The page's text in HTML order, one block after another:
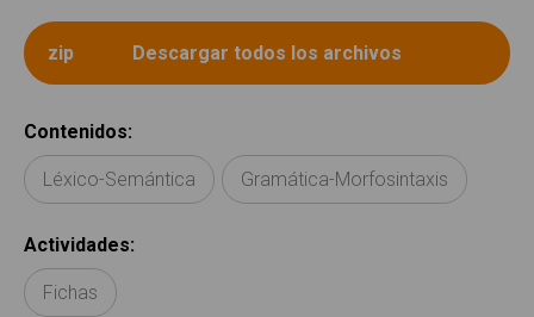
Contenidos:
Léxico-Semántica Gramática-Morfosintaxis
Actividades:
Fichas